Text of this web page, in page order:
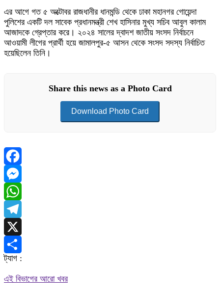
এর আগে গত ৫ অক্টোবর রাজধানীর ধানমন্ডি থেকে ঢাকা মহানগর গোয়েন্দা
পুলিশের একটি দল সাবেক প্রধানমন্ত্রী শেখ হাসিনার মুখ্য সচিব আবুল কালাম
আজাদকে গ্রেপ্তার করে। ২০২৪ সালের দ্বাদশ জাতীয় সংসদ নির্বাচনে
আওয়ামী লীগের প্রার্থী হয়ে জামালপুর-৫ আসন থেকে সংসদ সদস্য নির্বাচিত
হয়েছিলেন তিনি।
Share this news as a Photo Card
Download Photo Card
Facebook
Messenger
WhatsApp
Telegram
X
Share
ট্যাগ :
এই বিভাগের আরো খবর